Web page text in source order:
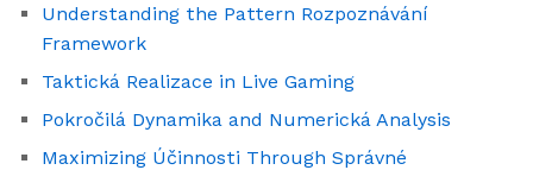
Understanding the Pattern Rozpoznávání
Framework
Taktická Realizace in Live Gaming
Pokročilá Dynamika and Numerická Analysis
Maximizing Účinnosti Through Správné